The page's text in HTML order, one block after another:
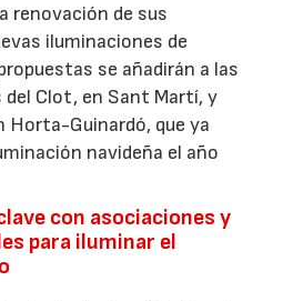
renovación de sus
iluminaciones de
se añadirán a las
del Clot, en Sant Martí, y
Horta-Guinardó, que ya
navideña el año
con asociaciones y
para iluminar el